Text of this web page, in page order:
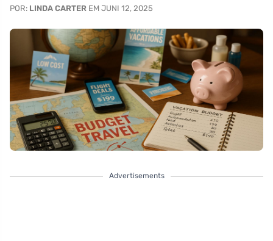
POR: LINDA CARTER EM JUNI 12, 2025
Advertisements